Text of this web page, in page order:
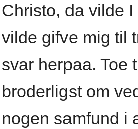
Christo, da vilde
vilde gifve mig til
svar herpaa. Toe
broderligst om
nogen samfund i